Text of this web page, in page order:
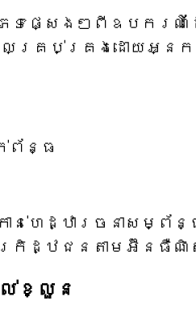
ទ​ផ្សេងៗ​ពី​ឧបករណ៍​ដ
ល​គ្រប់គ្រង​ដោយ​អ្នក​
ព័ន្ធ
ាន់ហេដ្ឋារចនាសម្ព័
រិដ្ឋជនតាមអ៊ីនធឺណិ
ខ្លួន